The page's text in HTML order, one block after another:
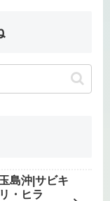
島沖|サビキ
・ヒラ